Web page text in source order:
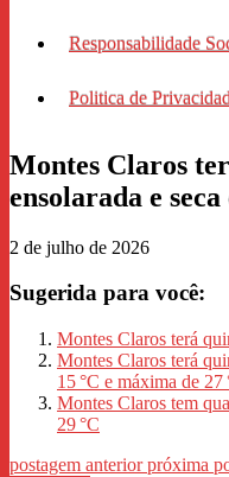
Responsabilidade
Politica de
Montes Claros
ensolarada e
2 de julho de 2026
Sugerida para você:
Montes Claros terá
Montes Claros terá
15 °C e máxima de 27
Montes Claros tem
29 °C
postagem anteriorpróxima